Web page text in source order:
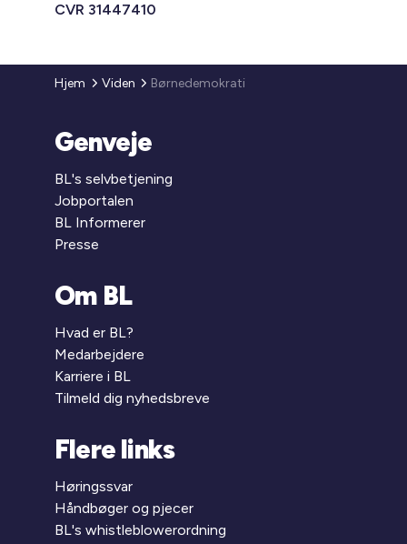
CVR 31447410
Hjem Viden Børnedemokrati
Genveje
BL's selvbetjening
Jobportalen
BL Informerer
Presse
Om BL
Hvad er BL?
Medarbejdere
Karriere i BL
Tilmeld dig nyhedsbreve
Flere links
Høringssvar
Håndbøger og pjecer
BL's whistleblowerordning